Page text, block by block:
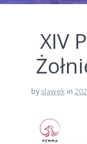
XIV
by slawek in